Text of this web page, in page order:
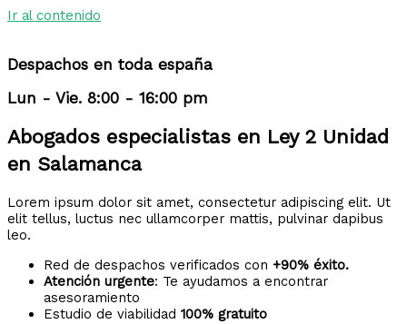
Ir al contenido
Despachos en toda españa
Lun - Vie. 8:00 - 16:00 pm
Abogados especialistas en Ley 2 Unidad
en Salamanca
Lorem ipsum dolor sit amet, consectetur adipiscing elit. Ut
elit tellus, luctus nec ullamcorper mattis, pulvinar dapibus
leo.
Red de despachos verificados con +90% éxito.
Atención urgente: Te ayudamos a encontrar
asesoramiento
Estudio de viabilidad 100% gratuito